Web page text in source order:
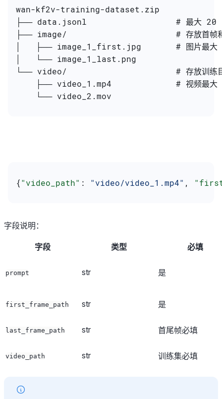
wan-kf2v-training-dataset.zip
├── data.jsonl                  # 最大 20
├── image/                      # 存放首帧和
│   ├── image_1_first.jpg       # 图片最大
│   └── image_1_last.png
└── video/                      # 存放训练目
├── video_1.mp4             # 视频最大
    └── video_2.mov
{"video_path" : "video/video_1.mp4" ,
字段说明：
字段 类型 必填
prompt str 是
first_frame_path str 是
last_frame_path str 首尾帧必填
video_path str 训练集必填